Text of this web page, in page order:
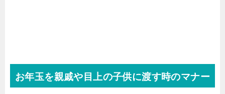
お年玉を親戚や目上の子供に渡す時のマナー